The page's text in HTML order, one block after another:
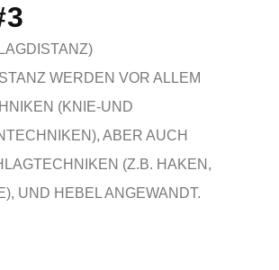
WERDEN VOR ALLEM
(KNIE-UND
ABER AUCH
(Z.B. HAKEN,
UND HEBEL ANGEWANDT.